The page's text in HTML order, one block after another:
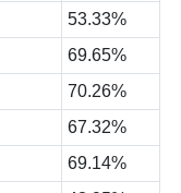
53.33%
69.65%
70.26%
67.32%
69.14%